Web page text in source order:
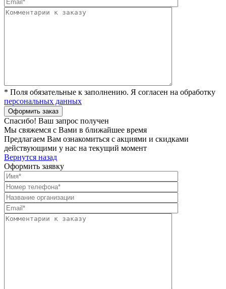
* Поля обязательные к заполнению. Я согласен на обработку
персональных данных
Спасибо! Ваш запрос получен
Мы свяжемся с Вами в ближайшее время
Предлагаем Вам ознакомиться с акциями и скидками
действующими у нас на текущий момент
Вернутся назад
Оформить заявку